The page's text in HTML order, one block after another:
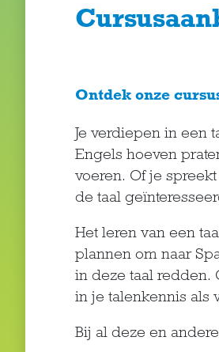
Ontdek onze
Je verdiepen in een
Engels hoeven
voeren. Of je
de taal
Het leren van een
plannen om naar
in deze taal redden.
in je talenkennis als
Bij al deze en